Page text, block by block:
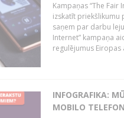
Kampaņas “The
izskatīt priekšlikumu
saņem par darbu
Internet” kampaņa
regulējumus
INFOGRAFIKA:
MOBILO